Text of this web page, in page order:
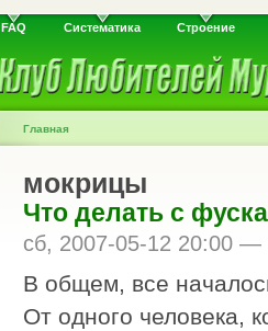
FAQ Систематика Строение
Главная
мокрицы
Что делать с
сб, 2007-05-12 20:00 —
В общем, все
От одного человека,